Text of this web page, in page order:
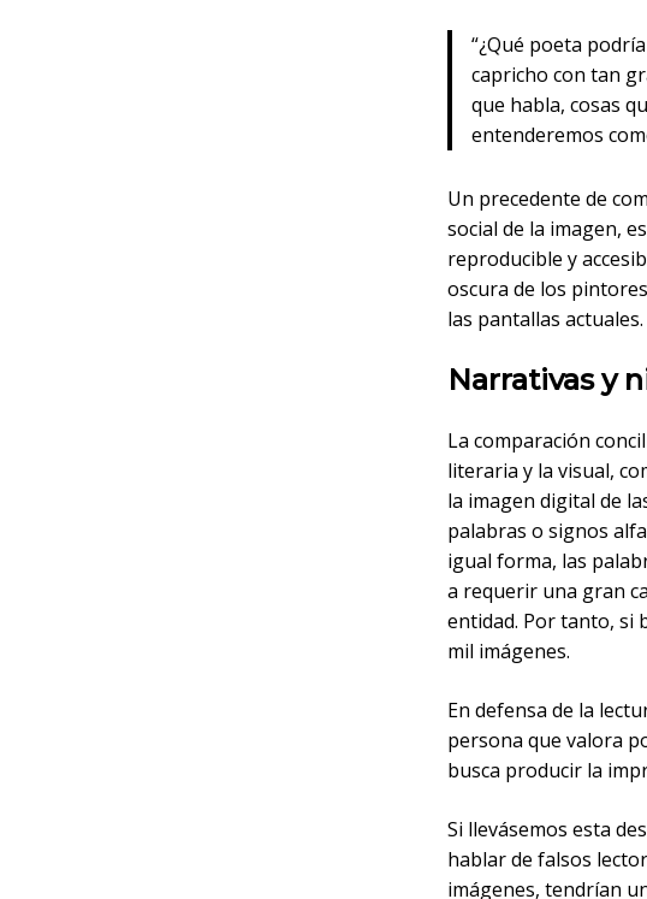
“¿Qué poeta
capricho con tan
que habla, cosas
entenderemos
Un precedente de
social de la imagen,
reproducible y
oscura de los
las pantallas actuales.
Narrativas y
La comparación
literaria y la visual,
la imagen digital de
palabras o signos
igual forma, las
a requerir una gran
entidad. Por tanto, si
mil imágenes.
En defensa de la
persona que valora
busca producir la
Si llevásemos esta
hablar de falsos
imágenes, tendrían